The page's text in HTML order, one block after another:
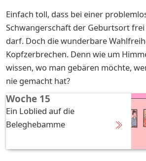
Einfach toll, dass bei einer
Schwangerschaft der Geburtsort
darf. Doch die wunderbare
Kopfzerbrechen. Denn wie um
wissen, wo man gebären möchte,
nie gemacht hat?
Woche 15
Ein Loblied auf die
Beleghebamme